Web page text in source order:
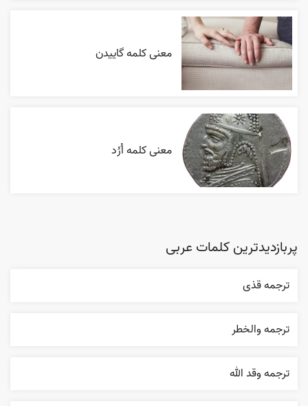
معنی کلمه گاییدن
معنی کلمه اُرُد
پربازدیدترین کلمات عربی
ترجمه قذی
ترجمه والخطر
ترجمه وقد الله